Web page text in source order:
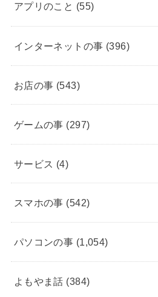
アプリのこと (55)
インターネットの事 (396)
お店の事 (543)
ゲームの事 (297)
サービス (4)
スマホの事 (542)
パソコンの事 (1,054)
よもやま話 (384)